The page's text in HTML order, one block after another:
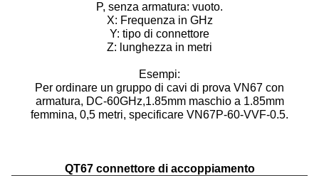
P, senza armatura: vuoto.
X: Frequenza in GHz
Y: tipo di connettore
Z: lunghezza in metri
Esempi:
Per ordinare un gruppo di cavi di prova VN67 con
armatura, DC-60GHz,1.85mm maschio a 1.85mm
femmina, 0,5 metri, specificare VN67P-60-VVF-0.5.
QT67 connettore di accoppiamento